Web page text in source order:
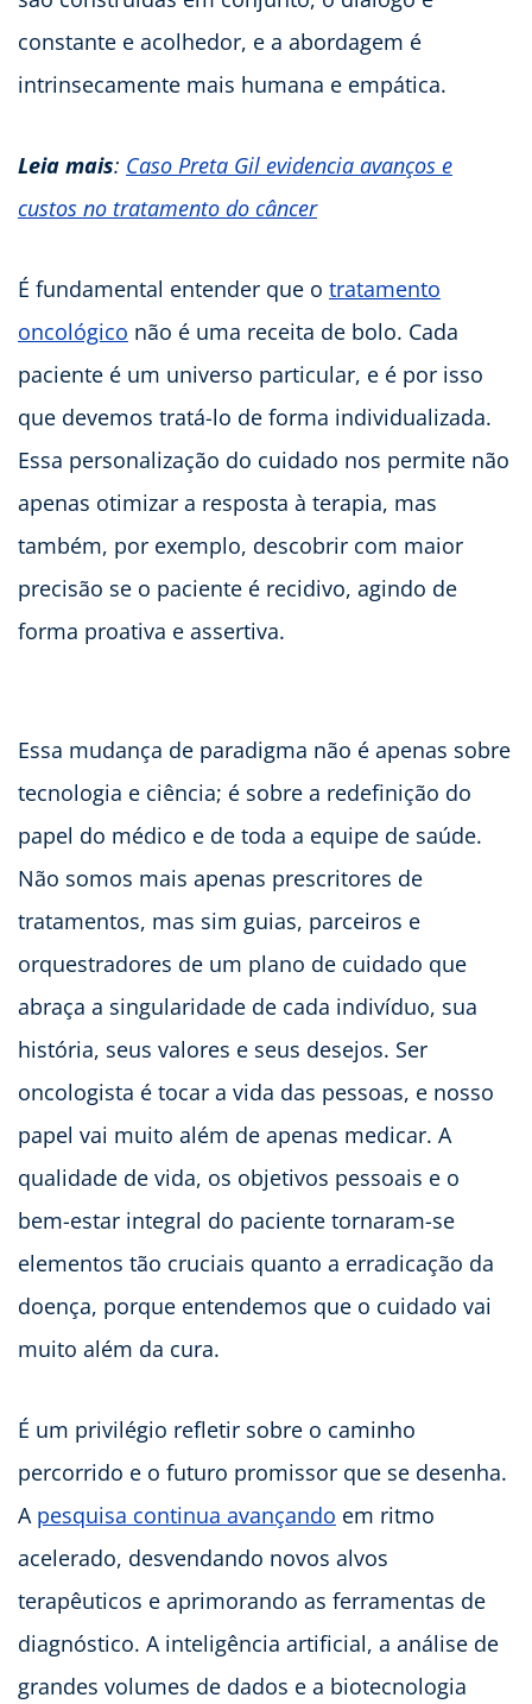
constante e acolhedor, e a abordagem é
intrinsecamente mais humana e empática.
Leia mais: Caso Preta Gil evidencia avanços e
custos no tratamento do câncer
É fundamental entender que o tratamento
oncológico não é uma receita de bolo. Cada
paciente é um universo particular, e é por isso
que devemos tratá-lo de forma individualizada.
Essa personalização do cuidado nos permite não
apenas otimizar a resposta à terapia, mas
também, por exemplo, descobrir com maior
precisão se o paciente é recidivo, agindo de
forma proativa e assertiva.
Essa mudança de paradigma não é apenas sobre
tecnologia e ciência; é sobre a redefinição do
papel do médico e de toda a equipe de saúde.
Não somos mais apenas prescritores de
tratamentos, mas sim guias, parceiros e
orquestradores de um plano de cuidado que
abraça a singularidade de cada indivíduo, sua
história, seus valores e seus desejos. Ser
oncologista é tocar a vida das pessoas, e nosso
papel vai muito além de apenas medicar. A
qualidade de vida, os objetivos pessoais e o
bem-estar integral do paciente tornaram-se
elementos tão cruciais quanto a erradicação da
doença, porque entendemos que o cuidado vai
muito além da cura.
É um privilégio refletir sobre o caminho
percorrido e o futuro promissor que se desenha.
A pesquisa continua avançando em ritmo
acelerado, desvendando novos alvos
terapêuticos e aprimorando as ferramentas de
diagnóstico. A inteligência artificial, a análise de
grandes volumes de dados e a biotecnologia